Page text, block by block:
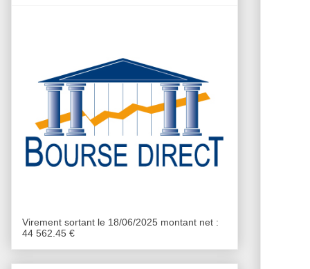
Virement sortant le 18/06/2025 montant net :
44 562.45 €